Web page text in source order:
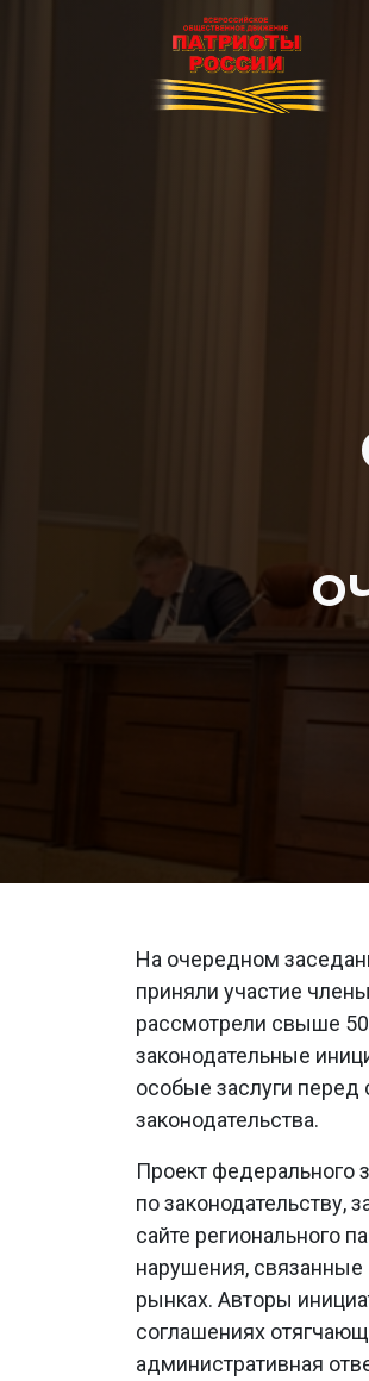
На очередном
приняли участие
рассмотрели свыше
законодательные
особые заслуги перед
законодательства.
Проект федерального
по законодательству,
сайте регионального
нарушения,
рынках. Авторы
соглашениях
административная